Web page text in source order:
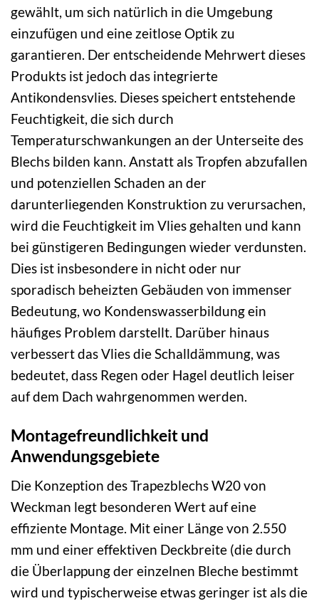
gewählt, um sich natürlich in die Umgebung
einzufügen und eine zeitlose Optik zu
garantieren. Der entscheidende Mehrwert dieses
Produkts ist jedoch das integrierte
Antikondensvlies. Dieses speichert entstehende
Feuchtigkeit, die sich durch
Temperaturschwankungen an der Unterseite des
Blechs bilden kann. Anstatt als Tropfen abzufallen
und potenziellen Schaden an der
darunterliegenden Konstruktion zu verursachen,
wird die Feuchtigkeit im Vlies gehalten und kann
bei günstigeren Bedingungen wieder verdunsten.
Dies ist insbesondere in nicht oder nur
sporadisch beheizten Gebäuden von immenser
Bedeutung, wo Kondenswasserbildung ein
häufiges Problem darstellt. Darüber hinaus
verbessert das Vlies die Schalldämmung, was
bedeutet, dass Regen oder Hagel deutlich leiser
auf dem Dach wahrgenommen werden.
Montagefreundlichkeit und
Anwendungsgebiete
Die Konzeption des Trapezblechs W20 von
Weckman legt besonderen Wert auf eine
effiziente Montage. Mit einer Länge von 2.550
mm und einer effektiven Deckbreite (die durch
die Überlappung der einzelnen Bleche bestimmt
wird und typischerweise etwas geringer ist als die